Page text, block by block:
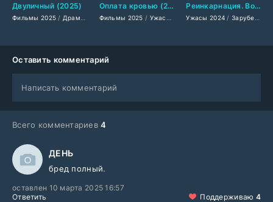
Двуличный (2025)
Фильмы 2025 / Драмы 2025 /Фильмы-криминал 2025/Триллеры 2025/
Оплата кровью (2025)
Фильмы 2025 / Ужасы 2025 /Фантастические
Реинкарнация. Возвращение ведьмы (2024)
Ужасы 2024 / Зарубежные фильмы 2024
Оставить комментарий
Написать комментарий
Всего комментариев4
ДЕНЬ
бред полный.
оставлен 10 марта 2025 16:57
Ответить
Поддерживаю 4